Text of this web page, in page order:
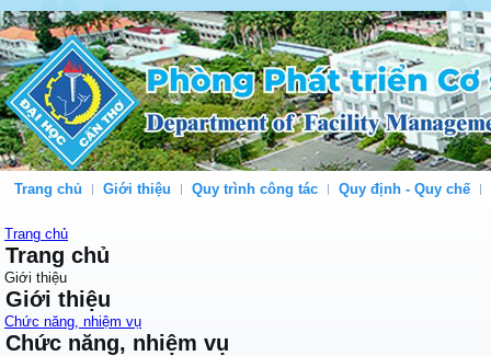
Trang chủ Giới thiệu Quy trình công tác Quy định - Quy chế
Trang chủ
Trang chủ
Giới thiệu
Giới thiệu
Chức năng, nhiệm vụ
Chức năng, nhiệm vụ